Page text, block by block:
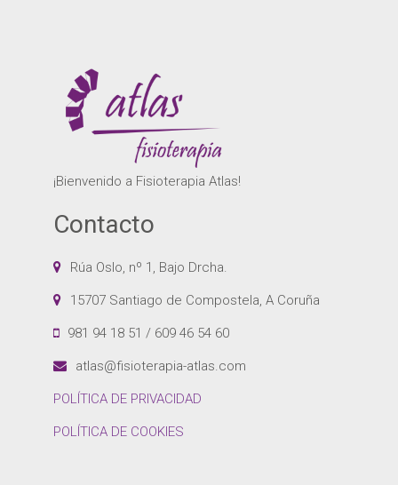
¡Bienvenido a Fisioterapia Atlas!
Contacto
Rúa Oslo, nº 1, Bajo Drcha.
15707 Santiago de Compostela, A Coruña
981 94 18 51 / 609 46 54 60
atlas@fisioterapia-atlas.com
POLÍTICA DE PRIVACIDAD
POLÍTICA DE COOKIES